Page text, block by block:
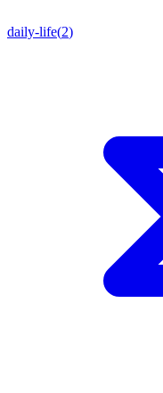
daily-life(2)